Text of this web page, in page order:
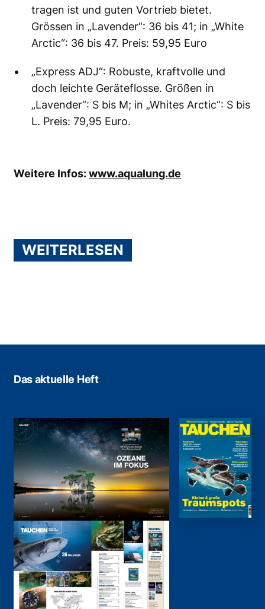
tragen ist und guten Vortrieb bietet.
Grössen in „Lavender“: 36 bis 41; in „White
Arctic“: 36 bis 47. Preis: 59,95 Euro
„Express ADJ“: Robuste, kraftvolle und
doch leichte Geräteflosse. Größen in
„Lavender“: S bis M; in „Whites Arctic“: S bis
L. Preis: 79,95 Euro.
Weitere Infos:www.aqualung.de
WEITERLESEN
Das aktuelle Heft